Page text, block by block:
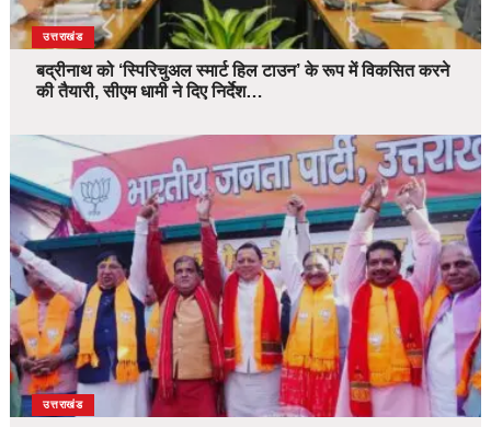
उत्तराखंड
बद्रीनाथ को ‘स्पिरिचुअल स्मार्ट हिल टाउन’ के रूप में विकसित करने
की तैयारी, सीएम धामी ने दिए निर्देश…
उत्तराखंड